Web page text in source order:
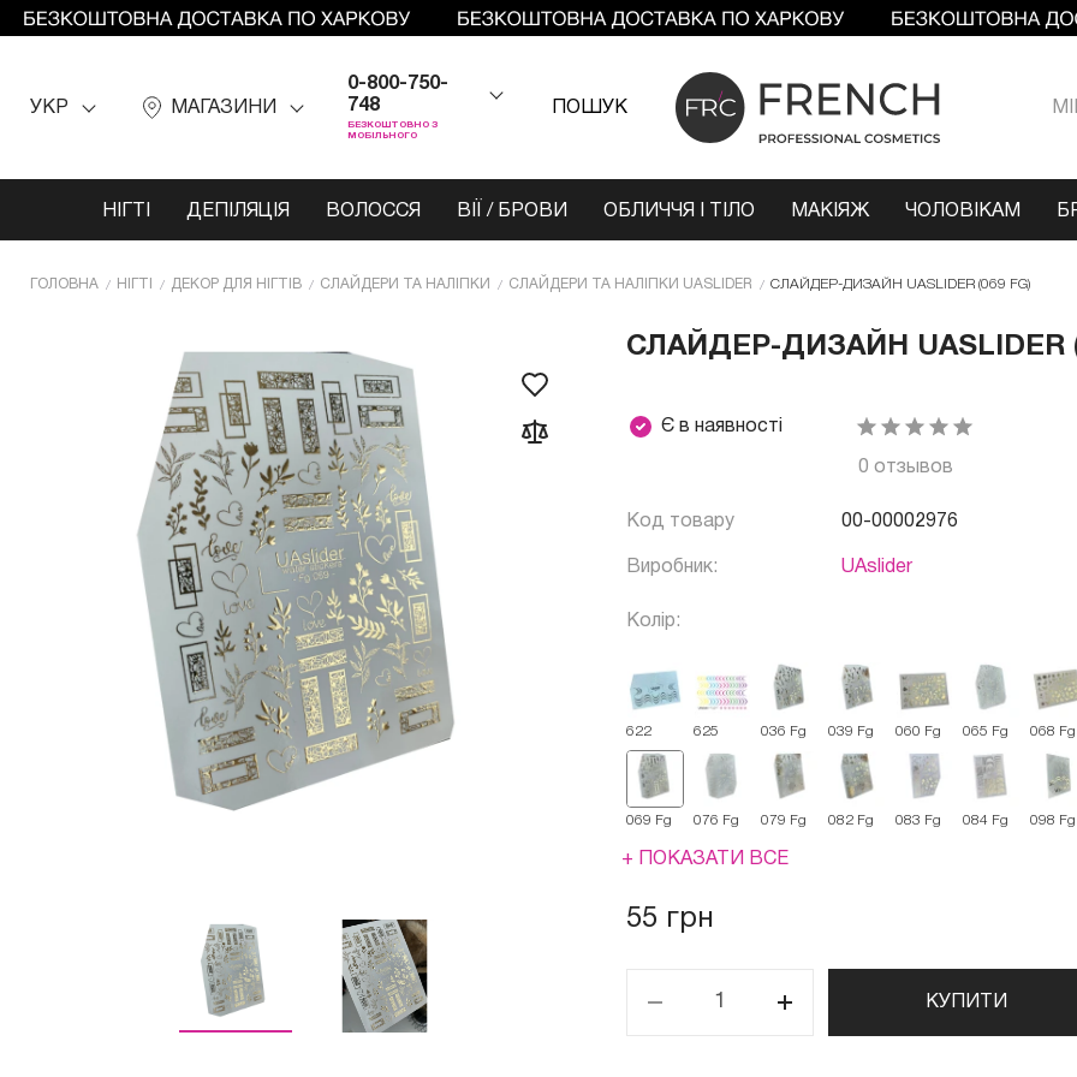
УКР МАГАЗИНИ
0-800-750-
748
БЕЗКОШТОВНО З
МОБІЛЬНОГО
ПОШУК
НІГТІ ДЕПІЛЯЦІЯ ВОЛОССЯ ВІЇ / БРОВИ ОБЛИЧЧЯ І ТІЛО МАКІЯЖ ЧОЛОВІКАМ
ГОЛОВНА НІГТІ ДЕКОР ДЛЯ НІГТІВ СЛАЙДЕРИ ТА НАЛІПКИ СЛАЙДЕРИ ТА НАЛІПКИ UASLIDER СЛАЙДЕР-ДИЗАЙН UASLIDER (069 FG)
СЛАЙДЕР-ДИЗАЙН UASLIDER
Є в наявності
0 отзывов
Код товару 00-00002976
Виробник: UAslider
Колір:
622 625 036 Fg 039 Fg 060 Fg 065 Fg 068 Fg
069 Fg 076 Fg 079 Fg 082 Fg 083 Fg 084 Fg 098 Fg
+ ПОКАЗАТИ ВСЕ
55 грн
КУПИТИ